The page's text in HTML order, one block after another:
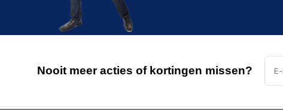
Nooit meer acties of kortingen missen?